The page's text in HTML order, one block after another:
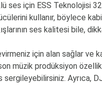
için ESS Teknolojisi
kullanır, böylece
ses kalitesi bile,
için alan sağlar
müzik prodüksiyon
Ayrıca,